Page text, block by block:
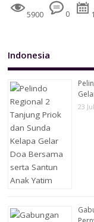
5900 0
Indonesia
23